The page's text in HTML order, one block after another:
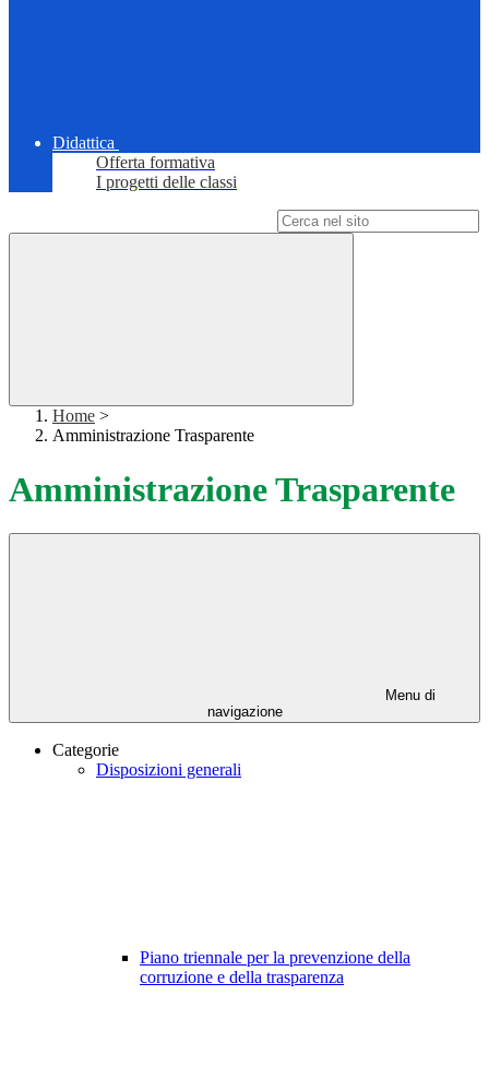
Didattica
Offerta formativa
I progetti delle classi
Home >
Amministrazione Trasparente
Amministrazione Trasparente
Menu di
navigazione
Categorie
Disposizioni generali
Piano triennale per la prevenzione della
corruzione e della trasparenza